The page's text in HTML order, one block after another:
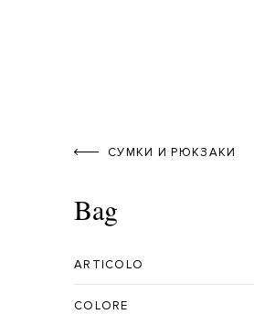
СУМКИ И РЮКЗАКИ
Bag
ARTICOLO
COLORE